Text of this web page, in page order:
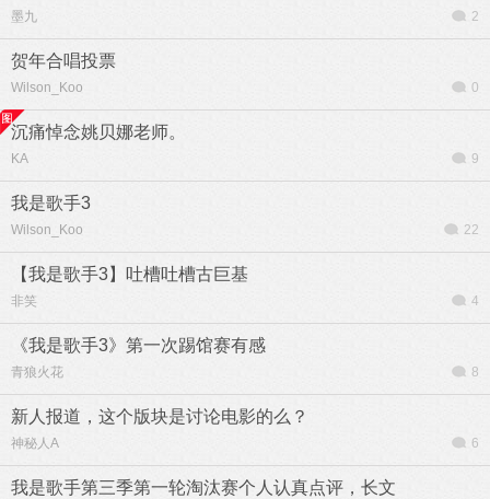
墨九 2
贺年合唱投票
Wilson_Koo 0
沉痛悼念姚贝娜老师。
KA 9
我是歌手3
Wilson_Koo 22
【我是歌手3】吐槽吐槽古巨基
非笑 4
《我是歌手3》第一次踢馆赛有感
青狼火花 8
新人报道，这个版块是讨论电影的么？
神秘人A 6
我是歌手第三季第一轮淘汰赛个人认真点评，长文